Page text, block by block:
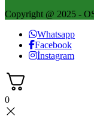
Copyright @ 2025 -
Whatsapp
Facebook
İnstagram
0